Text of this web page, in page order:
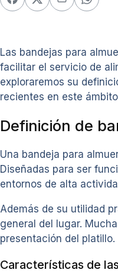
Las bandejas para
facilitar el servicio de
exploraremos su
recientes en este
Definición de
Una bandeja para
Diseñadas para ser
entornos de alta
Además de su utilidad
general del lugar.
presentación del platillo.
Características de